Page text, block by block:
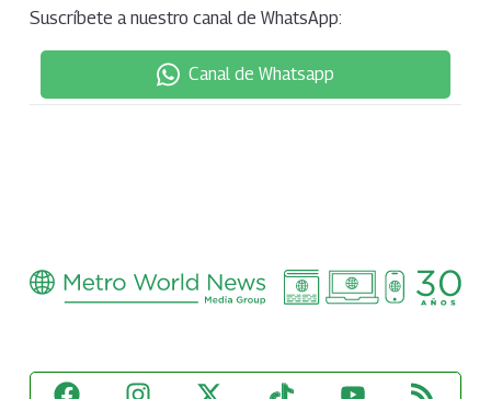
Suscríbete a nuestro canal de WhatsApp:
Canal de Whatsapp